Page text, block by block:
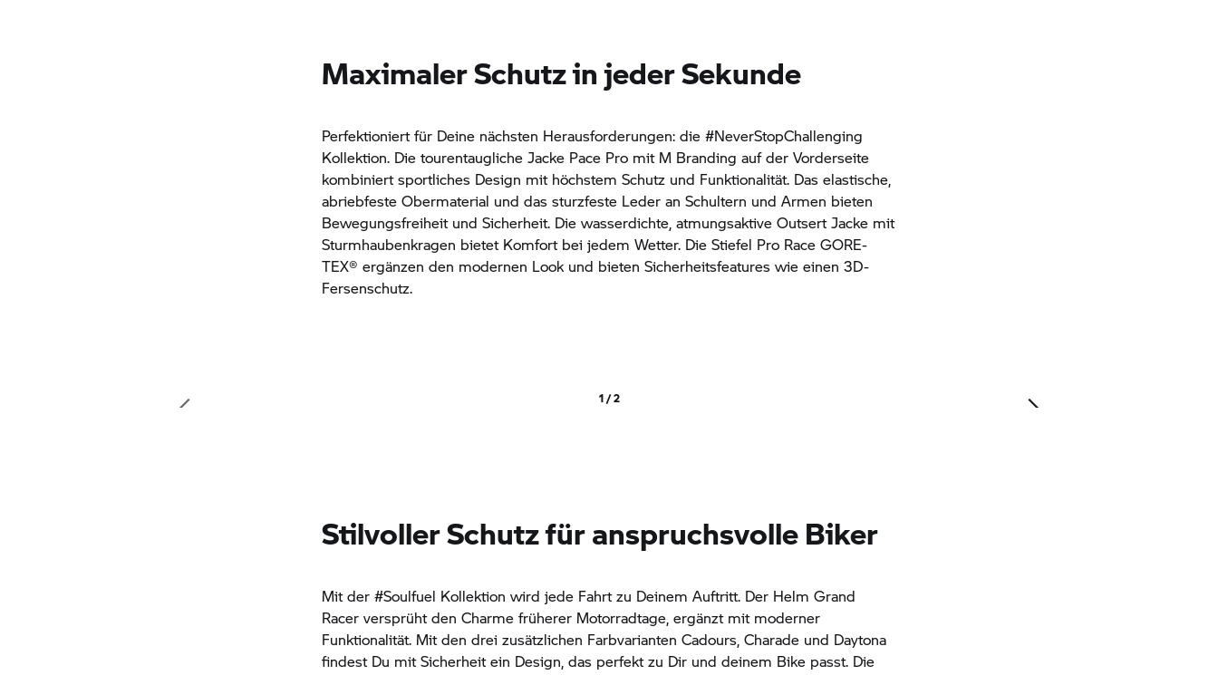
Maximaler Schutz in jeder Sekunde
Perfektioniert für Deine nächsten Herausforderungen: die #NeverStopChallenging
Kollektion. Die tourentaugliche Jacke Pace Pro mit M Branding auf der Vorderseite
kombiniert sportliches Design mit höchstem Schutz und Funktionalität. Das elastische,
abriebfeste Obermaterial und das sturzfeste Leder an Schultern und Armen bieten
Bewegungsfreiheit und Sicherheit. Die wasserdichte, atmungsaktive Outsert Jacke mit
Sturmhaubenkragen bietet Komfort bei jedem Wetter. Die Stiefel Pro Race GORE-
TEX® ergänzen den modernen Look und bieten Sicherheitsfeatures wie einen 3D-
Fersenschutz.
1 / 2
Stilvoller Schutz für anspruchsvolle Biker
Mit der #Soulfuel Kollektion wird jede Fahrt zu Deinem Auftritt. Der Helm Grand
Racer versprüht den Charme früherer Motorradtage, ergänzt mit moderner
Funktionalität. Mit den drei zusätzlichen Farbvarianten Cadours, Charade und Daytona
findest Du mit Sicherheit ein Design, das perfekt zu Dir und deinem Bike passt. Die